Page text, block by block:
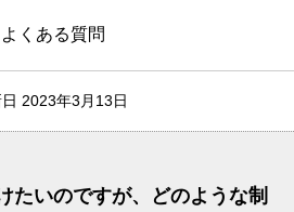
くある質問
2023年3月13日
たいのですが、どのような制